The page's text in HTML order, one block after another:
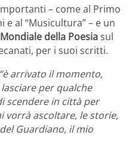
– come al Primo
e al “Musicultura” – e un
della Poesiasul
per i suoi scritti.
“è arrivato il momento,
per qualche
scendere in città per
vorrà ascoltare, le storie,
Guardiano, il mio